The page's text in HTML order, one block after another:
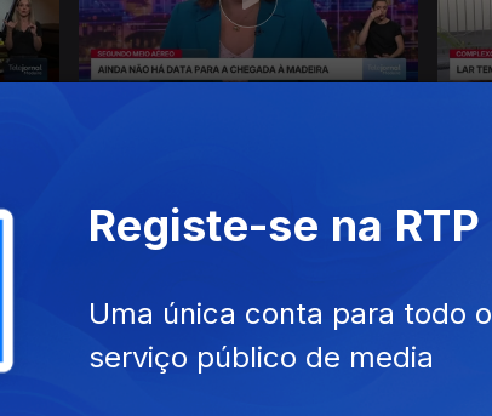
Registe-se na RTP
Uma única conta para todo o
serviço público de media